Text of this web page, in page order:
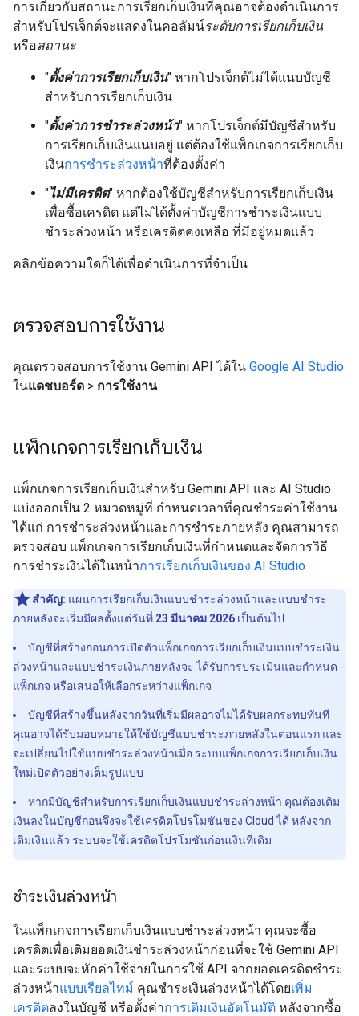
การเกี่ยวกับสถานะการเรียกเก็บเงินที่คุณอาจต้องดำเนินการ
สำหรับโปรเจ็กต์จะแสดงในคอลัมน์ระดับการเรียกเก็บเงิน
หรือสถานะ
"ตั้งค่าการเรียกเก็บเงิน" หากโปรเจ็กต์ไม่ได้แนบบัญชี
สำหรับการเรียกเก็บเงิน
"ตั้งค่าการชำระล่วงหน้า" หากโปรเจ็กต์มีบัญชีสำหรับ
การเรียกเก็บเงินแนบอยู่ แต่ต้องใช้แพ็กเกจการเรียกเก็บ
เงินการชำระล่วงหน้าที่ต้องตั้งค่า
"ไม่มีเครดิต" หากต้องใช้บัญชีสำหรับการเรียกเก็บเงิน
เพื่อซื้อเครดิต แต่ไม่ได้ตั้งค่าบัญชีการชำระเงินแบบ
ชำระล่วงหน้า หรือเครดิตคงเหลือ ที่มีอยู่หมดแล้ว
คลิกข้อความใดก็ได้เพื่อดำเนินการที่จำเป็น
ตรวจสอบการใช้งาน
คุณตรวจสอบการใช้งาน Gemini API ได้ใน Google AI Studio
ในแดชบอร์ด > การใช้งาน
แพ็กเกจการเรียกเก็บเงิน
แพ็กเกจการเรียกเก็บเงินสำหรับ Gemini API และ AI Studio
แบ่งออกเป็น 2 หมวดหมู่ที่ กำหนดเวลาที่คุณชำระค่าใช้งาน
ได้แก่ การชำระล่วงหน้าและการชำระภายหลัง คุณสามารถ
ตรวจสอบ แพ็กเกจการเรียกเก็บเงินที่กำหนดและจัดการวิธี
การชำระเงินได้ในหน้าการเรียกเก็บเงินของ AI Studio
สำคัญ: แผนการเรียกเก็บเงินแบบชำระล่วงหน้าและแบบชำระ
ภายหลังจะเริ่มมีผลตั้งแต่วันที่ 23 มีนาคม 2026 เป็นต้นไป
บัญชีที่สร้างก่อนการเปิดตัวแพ็กเกจการเรียกเก็บเงินแบบชำระเงิน
ล่วงหน้าและแบบชำระเงินภายหลังจะ ได้รับการประเมินและกำหนด
แพ็กเกจ หรือเสนอให้เลือกระหว่างแพ็กเกจ
บัญชีที่สร้างขึ้นหลังจากวันที่เริ่มมีผลอาจไม่ได้รับผลกระทบทันที
คุณอาจได้รับมอบหมายให้ใช้บัญชีแบบชำระภายหลังในตอนแรก และ
จะเปลี่ยนไปใช้แบบชำระล่วงหน้าเมื่อ ระบบแพ็กเกจการเรียกเก็บเงิน
ใหม่เปิดตัวอย่างเต็มรูปแบบ
หากมีบัญชีสำหรับการเรียกเก็บเงินแบบชำระล่วงหน้า คุณต้องเติม
เงินลงในบัญชีก่อนจึงจะใช้เครดิตโปรโมชันของ Cloud ได้ หลังจาก
เติมเงินแล้ว ระบบจะใช้เครดิตโปรโมชันก่อนเงินที่เติม
ชำระเงินล่วงหน้า
ในแพ็กเกจการเรียกเก็บเงินแบบชำระล่วงหน้า คุณจะซื้อ
เครดิตเพื่อเติมยอดเงินชำระล่วงหน้าก่อนที่จะใช้ Gemini API
และระบบจะหักค่าใช้จ่ายในการใช้ API จากยอดเครดิตชำระ
ล่วงหน้าแบบเรียลไทม์ คุณชำระเงินล่วงหน้าได้โดยเพิ่ม
เครดิตลงในบัญชี หรือตั้งค่าการเติมเงินอัตโนมัติ หลังจากซื้อ